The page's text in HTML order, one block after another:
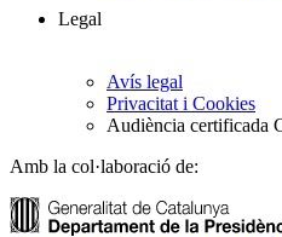
Legal
Avís legal
Privacitat i Cookies
Audiència certificada
Amb la col·laboració de: